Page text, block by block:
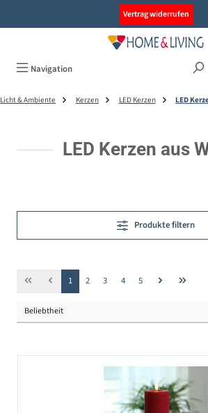
Vertrag widerrufen
Navigation
Licht & Ambiente Kerzen LED Kerzen LED
LED Kerzen aus
Produkte filtern
Seite
1 Seite
2 Seite
3 Seite
4 Seite
5